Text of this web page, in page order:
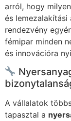
arról, hogy
és
rendezvény
fémipar minden
és innovációra
A vállalatok
tapasztal a